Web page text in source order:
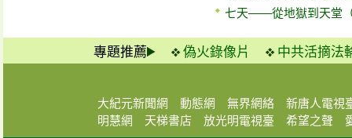
七天——從地獄到天堂
專題推薦 偽火錄像片 中共活摘法
大紀元新聞網 動態網 無界網絡
新唐人電視
明慧網
天梯書店 放光明電視臺 希望之聲